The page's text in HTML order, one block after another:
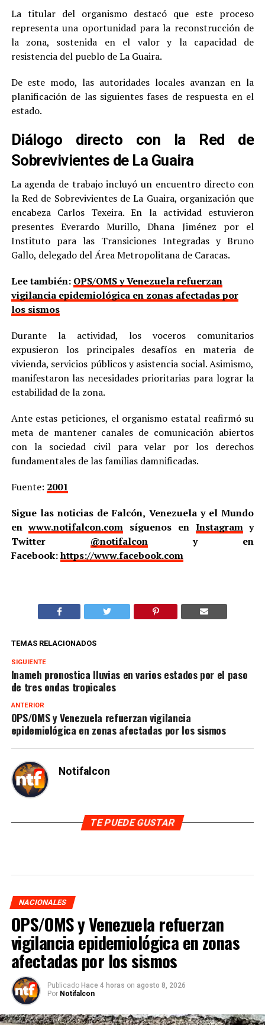
La titular del organismo destacó que este proceso
representa una oportunidad para la reconstrucción de
la zona, sostenida en el valor y la capacidad de
resistencia del pueblo de La Guaira.
De este modo, las autoridades locales avanzan en la
planificación de las siguientes fases de respuesta en el
estado.
Diálogo directo con la Red de
Sobrevivientes de La Guaira
La agenda de trabajo incluyó un encuentro directo con
la Red de Sobrevivientes de La Guaira, organización que
encabeza Carlos Texeira. En la actividad estuvieron
presentes Everardo Murillo, Dhana Jiménez por el
Instituto para las Transiciones Integradas y Bruno
Gallo, delegado del Área Metropolitana de Caracas.
Lee también: OPS/OMS y Venezuela refuerzan
vigilancia epidemiológica en zonas afectadas por
los sismos
Durante la actividad, los voceros comunitarios
expusieron los principales desafíos en materia de
vivienda, servicios públicos y asistencia social. Asimismo,
manifestaron las necesidades prioritarias para lograr la
estabilidad de la zona.
Ante estas peticiones, el organismo estatal reafirmó su
meta de mantener canales de comunicación abiertos
con la sociedad civil para velar por los derechos
fundamentales de las familias damnificadas.
Fuente: 2001
Sigue las noticias de Falcón, Venezuela y el Mundo
enwww.notifalcon.com síguenos en Instagramy
Twitter @notifalcony en
Facebook:https://www.facebook.com
TEMAS RELACIONADOS
SIGUIENTE
Inameh pronostica lluvias en varios estados por el paso
de tres ondas tropicales
ANTERIOR
OPS/OMS y Venezuela refuerzan vigilancia
epidemiológica en zonas afectadas por los sismos
Notifalcon
TE PUEDE GUSTAR
NACIONALES
OPS/OMS y Venezuela refuerzan
vigilancia epidemiológica en zonas
afectadas por los sismos
Publicado Hace 4 horas on agosto 8, 2026
Por Notifalcon